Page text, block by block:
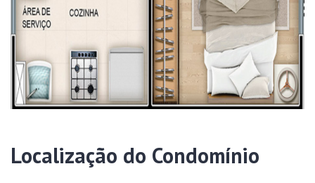
Localização do Condomínio